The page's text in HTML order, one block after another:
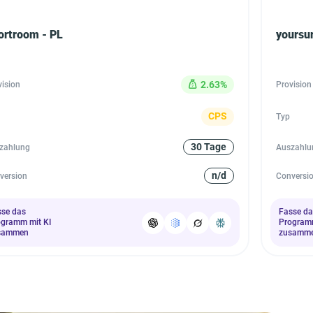
- PL
2.63%
CPS
30 Tage
n/d
das
mit KI
Provision
Typ
Fasse